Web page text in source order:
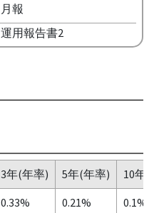
月報
運用報告書2
3年(年率) 5年(年率)
10年(
0.33% 0.21%
0.1%